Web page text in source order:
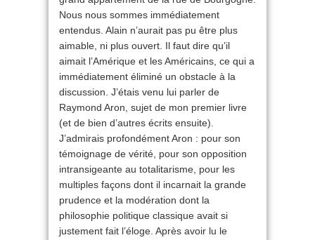
Nous nous sommes immédiatement
entendus. Alain n’aurait pas pu être plus
aimable, ni plus ouvert. Il faut dire qu’il
aimait l’Amérique et les Américains, ce qui a
immédiatement éliminé un obstacle à la
discussion. J’étais venu lui parler de
Raymond Aron, sujet de mon premier livre
(et de bien d’autres écrits ensuite).
J’admirais profondément Aron : pour son
témoignage de vérité, pour son opposition
intransigeante au totalitarisme, pour les
multiples façons dont il incarnait la grande
prudence et la modération dont la
philosophie politique classique avait si
justement fait l’éloge. Après avoir lu le